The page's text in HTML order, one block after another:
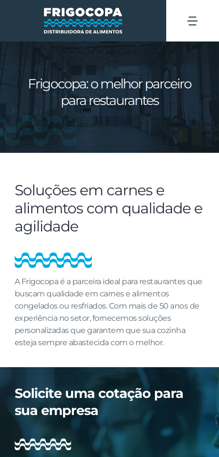
Áreas de atuação
Produtos
Blog
SOLICITAR COTAÇÃO
Frigocopa: o melhor parceiro
para restaurantes
Soluções em carnes e
alimentos com qualidade e
agilidade
A Frigocopa é a parceira ideal para restaurantes que
buscam qualidade em carnes e alimentos
congelados ou resfriados. Com mais de 50 anos de
experiência no setor, fornecemos soluções
personalizadas que garantem que sua cozinha
esteja sempre abastecida com o melhor.
Solicite uma cotação para
sua empresa